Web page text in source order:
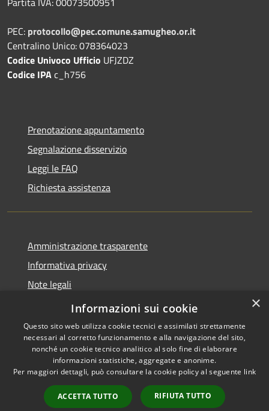
PEC: protocollo@pec.comune.samugheo.or.it
Centralino Unico: 078364023
Codice Univoco Ufficio UFJZDZ
Codice IPAc_h756
Prenotazione appuntamento
Segnalazione disservizio
Leggi le FAQ
Richiesta assistenza
Amministrazione trasparente
Informativa privacy
Note legali
Dichiarazione di accessibilità
Accessibilità
Copyright © 2026 • Comune di
Samugheo • Powered by
Municipium•
Accesso
redazione
×
Informazioni sui cookie
Questo sito web utilizza cookie tecnici e assimilati strettamente
necessari al corretto funzionamento e alla navigazione del sito,
nonché un cookie tecnico analitico al solo fine di elaborare
informazioni statistiche, aggregate e anonime.
Per maggiori dettagli, può consultare la cookie policy al seguente link
ACCETTA TUTTO RIFIUTA TUTTO